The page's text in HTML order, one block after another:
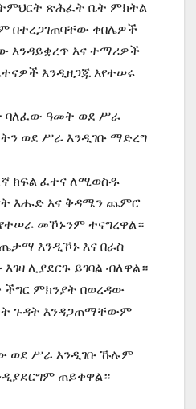
ጽሕፈት ቤት ምክትል
በተረጋገጠባቸው ቀበሌዎች
እና ተማሪዎች
እንዲዘጋጁ እየተሠሩ
ባለፈው ዓመት ወደ ሥራ
ወደ ሥራ እንዲገቡ ማድረግ
ክፍል ፈተና ለሚወስዱ
እሑድ እና ቅዳሜን ጨምሮ
መኾኑንም ተናግረዋል።
እንዲኾኑ እና በራስ
ሊያደርጉ ይገባል ብለዋል።
ምክንያት በወረዳው
ጉዳት እንዳጋጠማቸውም
ወደ ሥራ እንዲገቡ ኹሉም
ጠይቀዋል።